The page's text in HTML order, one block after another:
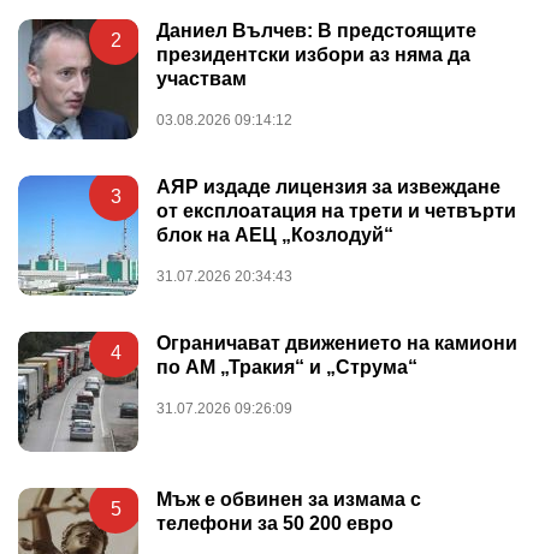
2
Даниел Вълчев: В предстоящите
президентски избори аз няма да
участвам
03.08.2026 09:14:12
3
АЯР издаде лицензия за извеждане
от експлоатация на трети и четвърти
блок на АЕЦ „Козлодуй“
31.07.2026 20:34:43
4
Ограничават движението на камиони
по АМ „Тракия“ и „Струма“
31.07.2026 09:26:09
5
Мъж е обвинен за измама с
телефони за 50 200 евро